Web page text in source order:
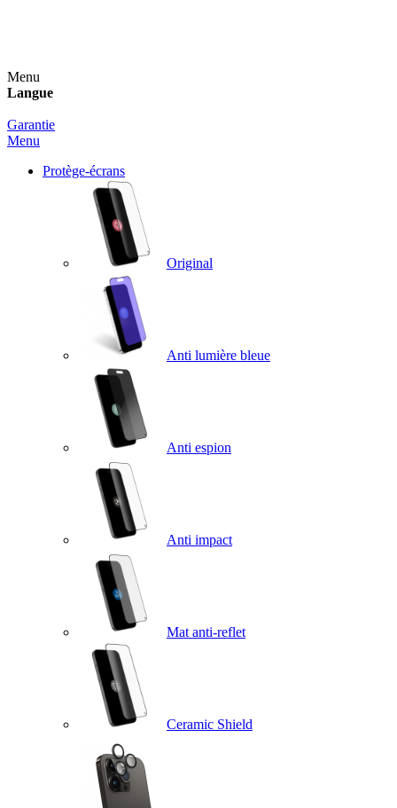
Menu
Langue
Garantie
Menu
Protège-écrans
Original
Anti lumière bleue
Anti espion
Anti impact
Mat anti-reflet
Ceramic Shield